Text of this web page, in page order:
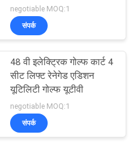
183
डिफरेंशियल विथ लॉक इंजन
बैलेंस शाफ्ट
negotiable MOQ:1
संपर्क
48 वी इलेक्ट्रिक गोल्फ कार्ट 4
सीट लिफ्ट रेनेगेड एडिशन
यूटिलिटी गोल्फ यूटीवी
negotiable MOQ:1
संपर्क